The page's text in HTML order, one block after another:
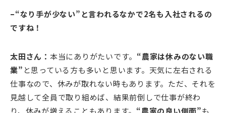
–“なり手が少ない”と言われるなかで2名も入社されるの
ですね！
太田さん： 本当にありがたいです。 “農家は休みのない職
業” と思っている方も多いと思います。天気に左右される
仕事なので、休みが取れない時もあります。ただ、それを
見越して全員で取り組めば、結果前倒しで仕事が終わ
り、休みが増えることもあります。 “農家の良い側面”も